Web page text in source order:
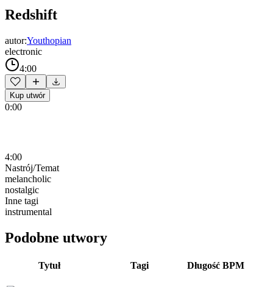
Redshift
autor:Youthopian
electronic
4:00
Kup utwór
0:00
4:00
Nastrój/Temat
melancholic
nostalgic
Inne tagi
instrumental
Podobne utwory
Tytuł Tagi Długość BPM